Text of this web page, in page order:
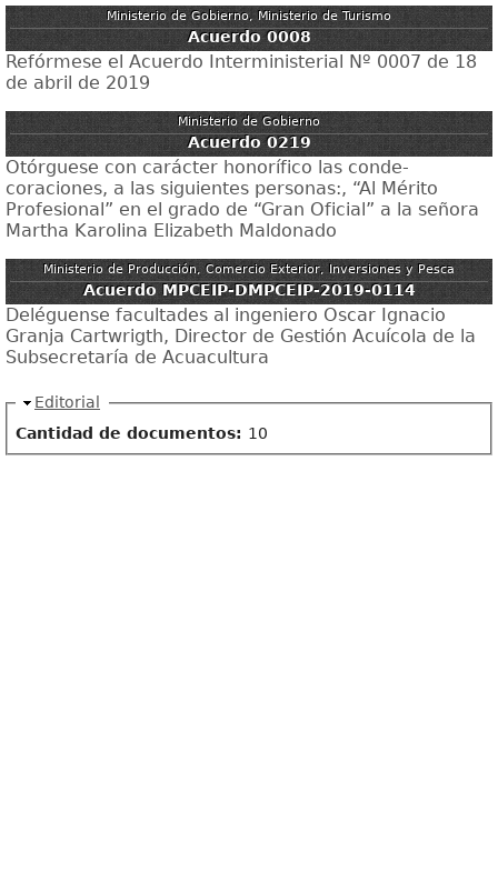
Ministerio de Gobierno, Ministerio de Turismo
Acuerdo 0008
Refórmese el Acuerdo Interministerial Nº 0007 de 18
de abril de 2019
Ministerio de Gobierno
Acuerdo 0219
Otórguese con carácter honorífico las conde-
coraciones, a las siguientes personas:, “Al Mérito
Profesional” en el grado de “Gran Oficial” a la señora
Martha Karolina Elizabeth Maldonado
Ministerio de Producción, Comercio Exterior, Inversiones y Pesca
Acuerdo MPCEIP-DMPCEIP-2019-0114
Deléguense facultades al ingeniero Oscar Ignacio
Granja Cartwrigth, Director de Gestión Acuícola de la
Subsecretaría de Acuacultura
Ocultar
Editorial
Cantidad de documentos: 10